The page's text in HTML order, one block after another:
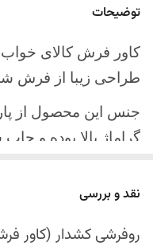
ارسال کالا
آینده
توضیحات
کاور فرش کالای
طراحی زیبا از فرش
جنس این محصول از
گراماژ بالا بوده و
چهار گوشه این
نقد و بررسی
روفرشی کشدار (کاور